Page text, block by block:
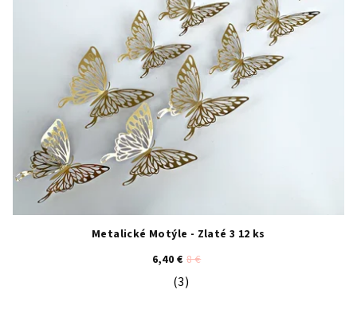
Metalické Motýle - Zlaté 3 12 ks
6,40 € 8 €
Priemerné hodnotenie produktu
(3)